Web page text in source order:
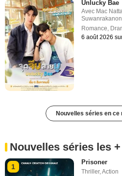
Unlucky Bae
Avec Mac
Romance
6 août 2026
Nouvelles séries en ce
Nouvelles séries les
1
Prisoner
Thriller,Action